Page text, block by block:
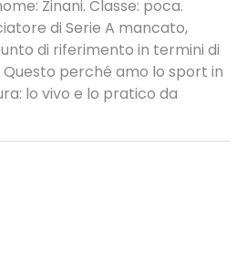
Zinani. Classe: poca.
di Serie A mancato,
di riferimento in termini di
perché amo lo sport in
lo vivo e lo pratico da